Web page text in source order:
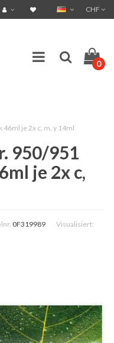
CHF
0
46ml je 2x c, m, y 14ml
950/951
je 2x c,
0F319989
Visualisiert: